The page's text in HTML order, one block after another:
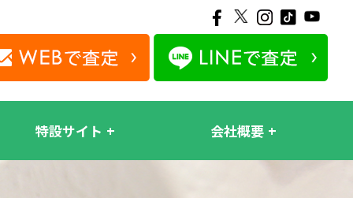
特設サイト 会社概要